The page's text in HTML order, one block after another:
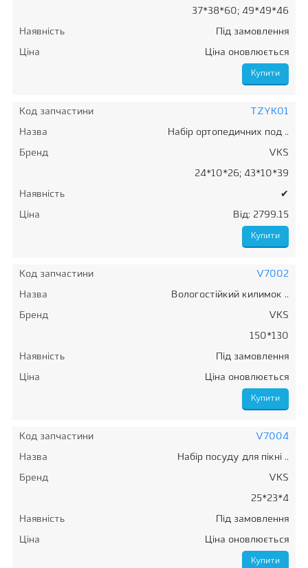
37*38*60; 49*49*46
Наявність
Під замовлення
Ціна
Ціна оновлюється
Код запчастини
TZYK01
Назва
Набір ортопедичних под ..
Бренд
VKS
24*10*26; 43*10*39
Наявність
✔
Ціна
Від: 2799.15
Код запчастини
V7002
Назва
Вологостійкий килимок ..
Бренд
VKS
150*130
Наявність
Під замовлення
Ціна
Ціна оновлюється
Код запчастини
V7004
Назва
Набір посуду для пікні ..
Бренд
VKS
25*23*4
Наявність
Під замовлення
Ціна
Ціна оновлюється